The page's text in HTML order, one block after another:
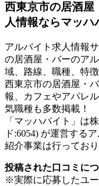
西東京市の居酒屋
人情報ならマッハ
アルバイト求人情報
の居酒屋・バーのア
域、路線、職種、特
西東京市の居酒屋・
報、カフェやアパレ
気職種も多数掲載！
「マッハバイト」は
ド:6054) が運営する
紹介事業は行っており
投稿された口コミに
※実際に応募したユ